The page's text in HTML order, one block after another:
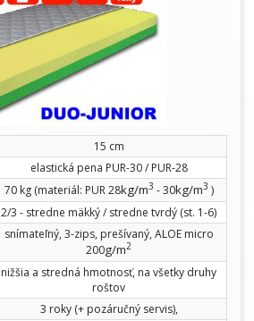
15 cm
elastická pena PUR-30 / PUR-28
70 kg (materiál: PUR 28kg/m3 - 30kg/m3 )
2/3 - stredne mäkký / stredne tvrdý (st. 1-6)
snímateľný, 3-zips, prešívaný, ALOE micro
200g/m2
nižšia a stredná hmotnosť, na všetky druhy
roštov
3 roky (+ pozáručný servis),